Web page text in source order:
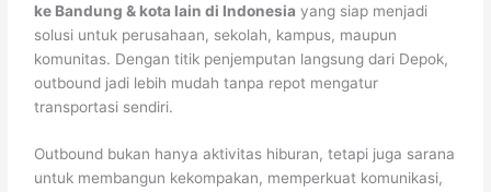
ke Bandung & kota lain di Indonesia yang siap menjadi
solusi untuk perusahaan, sekolah, kampus, maupun
komunitas. Dengan titik penjemputan langsung dari Depok,
outbound jadi lebih mudah tanpa repot mengatur
transportasi sendiri.
Outbound bukan hanya aktivitas hiburan, tetapi juga sarana
untuk membangun kekompakan, memperkuat komunikasi,